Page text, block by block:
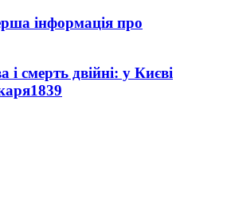
інформація про
і смерть двійні: у Києві
1839